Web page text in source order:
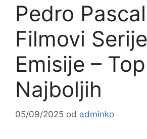
Pedro Pascal
Filmovi
Emisije –
Najboljih
05/09/2025 od adminko